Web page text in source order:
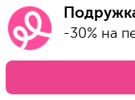
использования cookie-файлов
-30% на